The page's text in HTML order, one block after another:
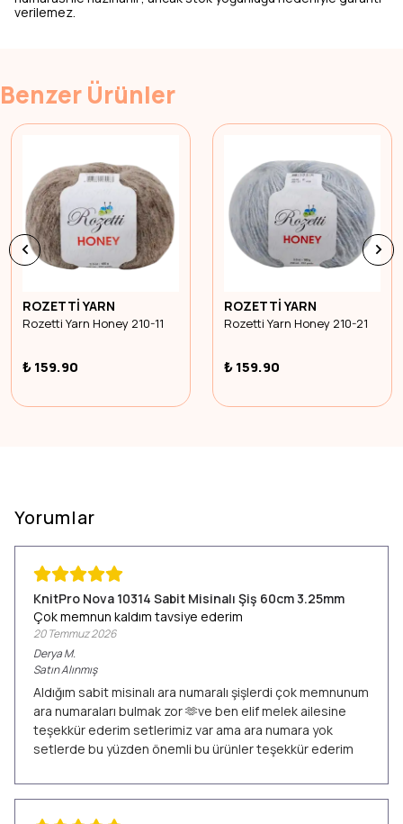
verilemez.
Benzer Ürünler
ROZETTİ YARN
Rozetti Yarn Honey 210-11
₺ 159.90
ROZETTİ YARN
Rozetti Yarn Honey 210-21
₺ 159.90
Yorumlar
KnitPro Nova 10314 Sabit Misinalı Şiş 60cm 3.25mm
Çok memnun kaldım tavsiye ederim
20 Temmuz 2026
DeryaM.
Satın Alınmış
Aldığım sabit misinalı ara numaralı şişlerdi çok memnunum
ara numaraları bulmak zor 🫶ve ben elif melek ailesine
teşekkür ederim setlerimiz var ama ara numara yok
setlerde bu yüzden önemli bu ürünler teşekkür ederim